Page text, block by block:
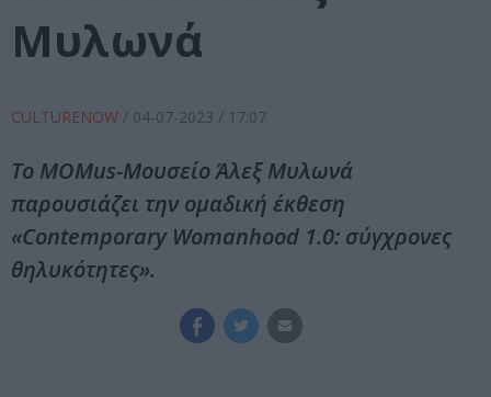
Μυλωνά
CULTURENOW / 04-07-2023 / 17:07
Το MOMus-Μουσείο Άλεξ Μυλωνά
παρουσιάζει την ομαδική έκθεση
«Contemporary Womanhood 1.0: σύγχρονες
θηλυκότητες».